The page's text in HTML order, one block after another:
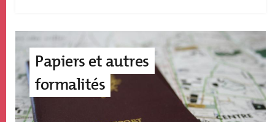
Papiers et autres
formalités
Image
accroche
page
édito